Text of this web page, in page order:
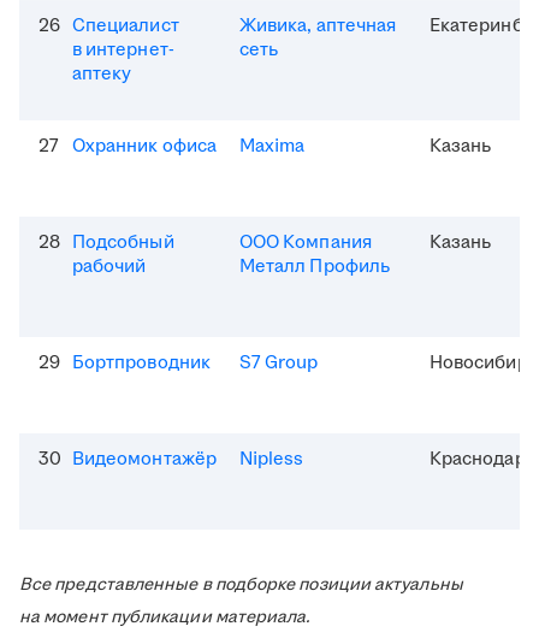
26 Специалист
в интернет-
аптеку
Живика, аптечная
сеть
27 Охранник офиса Maxima Казань
28 Подсобный
рабочий
ООО Компания
Металл Профиль
Казань
29 Бортпроводник S7 Group
30 Видеомонтажёр Nipless Краснодар
Все представленные в подборке позиции актуальны
на момент публикации материала.